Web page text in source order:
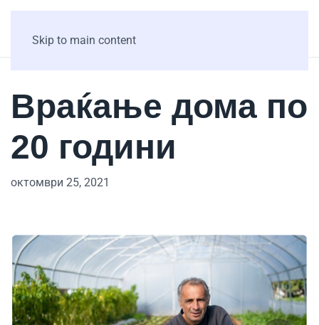
Skip to main content
Враќање дома по
20 години
октомври 25, 2021